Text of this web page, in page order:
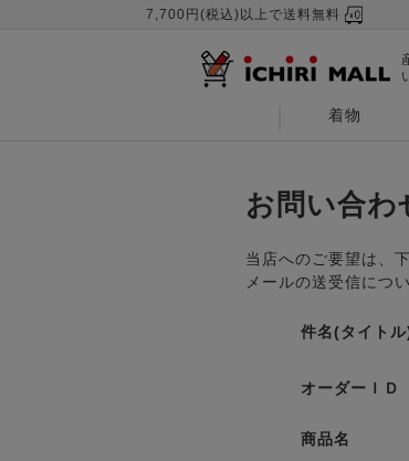
7,700円(税込)以上で送料無料
着物
お問い合わ
当店へのご要望は、
メールの送受信につ
件名(タイトル
オーダーＩＤ
商品名